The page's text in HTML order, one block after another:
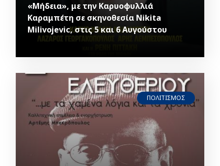
«Μήδεια», με την Καρυοφυλλιά
Καραμπέτη σε σκηνοθεσία Nikita
Milivojevic, στις 5 και 6 Αυγούστου
ΠΟΛΙΤΙΣΜΟΣ